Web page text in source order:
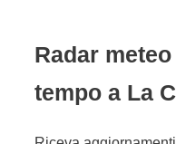
Radar
tempo a La